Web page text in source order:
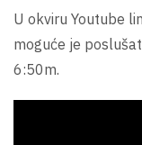
U okviru Youtube
moguće je
6:50m.